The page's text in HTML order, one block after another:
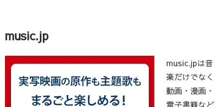
music.jp
music.jpは音
楽だけでなく
動画・漫画・
電子書籍など